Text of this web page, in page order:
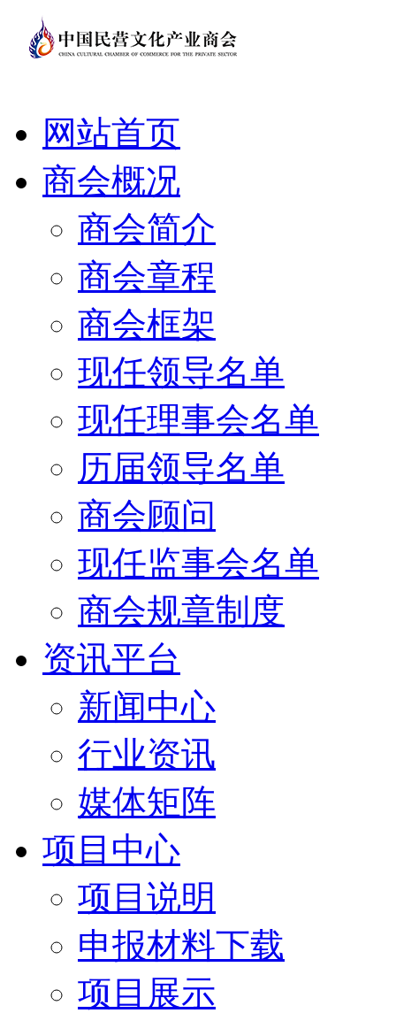
网站首页
商会概况
商会简介
商会章程
商会框架
现任领导名单
现任理事会名单
历届领导名单
商会顾问
现任监事会名单
商会规章制度
资讯平台
新闻中心
行业资讯
媒体矩阵
项目中心
项目说明
申报材料下载
项目展示